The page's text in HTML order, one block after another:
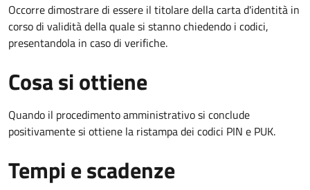
Occorre dimostrare di essere il titolare della carta d'identità in
corso di validità della quale si stanno chiedendo i codici,
presentandola in caso di verifiche.
Cosa si ottiene
Quando il procedimento amministrativo si conclude
positivamente si ottiene la ristampa dei codici PIN e PUK.
Tempi e scadenze